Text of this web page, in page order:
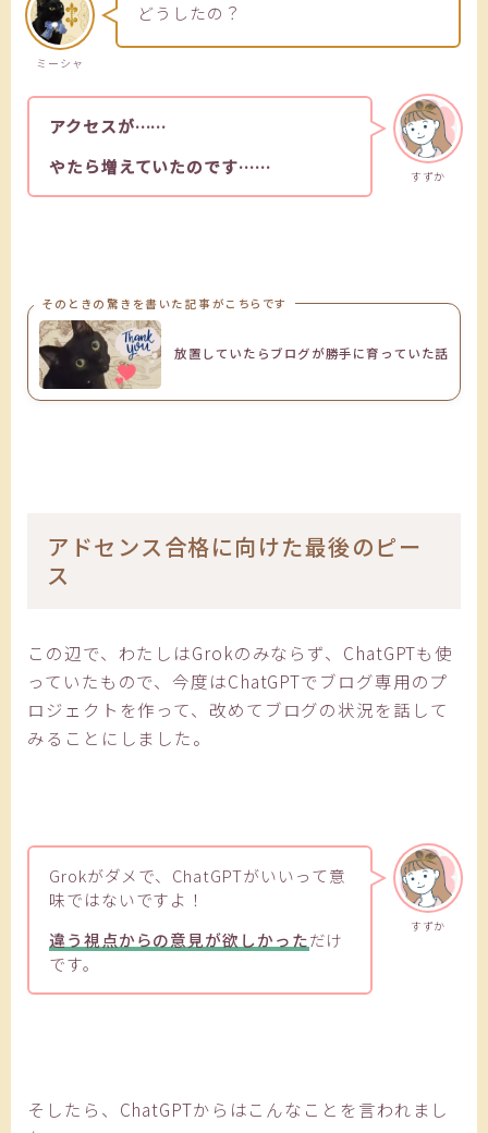
ミーシャ
どうしたの？
すずか
アクセスが……
やたら増えていたのです……
そのときの驚きを書いた記事がこちらです
放置していたらブログが勝手に育っていた話
アドセンス合格に向けた最後のピー
ス
この辺で、わたしはGrokのみならず、ChatGPTも使
っていたもので、今度はChatGPTでブログ専用のプ
ロジェクトを作って、改めてブログの状況を話して
みることにしました。
すずか
Grokがダメで、ChatGPTがいいって意
味ではないですよ！
違う視点からの意見が欲しかっただけ
です。
そしたら、ChatGPTからはこんなことを言われまし